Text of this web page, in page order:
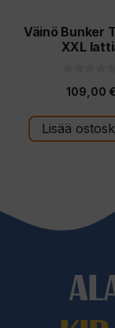
Väinö Bunker
XXL
s
t
ä
109,00 €
Lisää